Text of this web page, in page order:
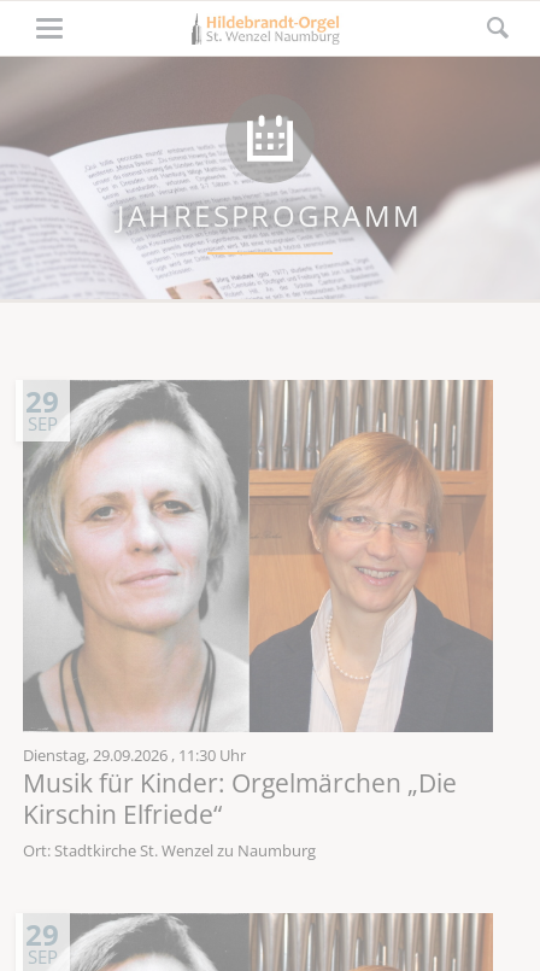
JAHRESPROGRAMM
29
SEP
Dienstag,29.09.2026 , 11:30 Uhr
Musik für Kinder: Orgelmärchen „Die
Kirschin Elfriede“
Ort: Stadtkirche St. Wenzel zu Naumburg
29
SEP